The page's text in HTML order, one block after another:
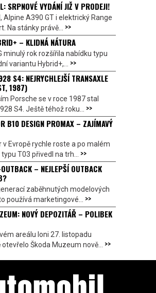
SRPNOVÉ VYDÁNÍ JIŽ V PRODEJI!
Alpine A390 GT i elektrický Range
Na stánky právě... >>
– KLIDNÁ NÁTURA
minulý rok rozšířila nabídku typu
variantu Hybrid+,... >>
S4: NEJRYCHLEJŠÍ TRANSAXLE
1987)
Porsche se v roce 1987 stal
S4. Ještě téhož roku... >>
B10 DESIGN PROMAX – ZAJÍMAVÝ
v Evropě rychle roste a po malém
T03 přivedl na trh... >>
– NEJLEPŠÍ OUTBACK
zaběhnutých modelových
používá marketingové... >>
NOVÝ DEPOZITÁŘ – POLIBEK
areálu loni 27. listopadu
Škoda Muzeum nově... >>